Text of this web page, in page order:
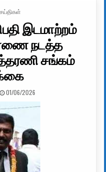
இடமாற்றம்
நடத்த
சங்கம்
PUBLISHED DATE:
01/06/2026